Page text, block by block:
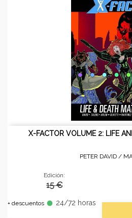
X-FACTOR VOLUME 2: LIFE
PETER DAVID /
Edición:
15 €
+ descuentos fiber_manual_record 24/72 horas